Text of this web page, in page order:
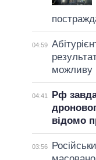
04:59
можливу
04:41
Рф
відомо
03:56